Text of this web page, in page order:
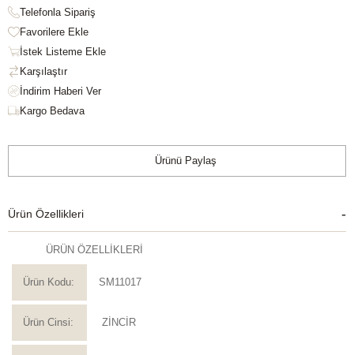
Telefonla Sipariş
Favorilere Ekle
İstek Listeme Ekle
Karşılaştır
Kargo Bedava
Ürünü Paylaş
Ürün Özellikleri
ÜRÜN ÖZELLİKLERİ
Ürün Kodu: SM11017
Ürün Cinsi: ZİNCİR